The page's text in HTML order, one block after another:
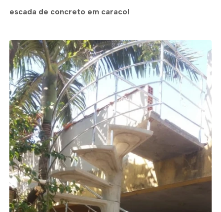
escada de concreto em caracol